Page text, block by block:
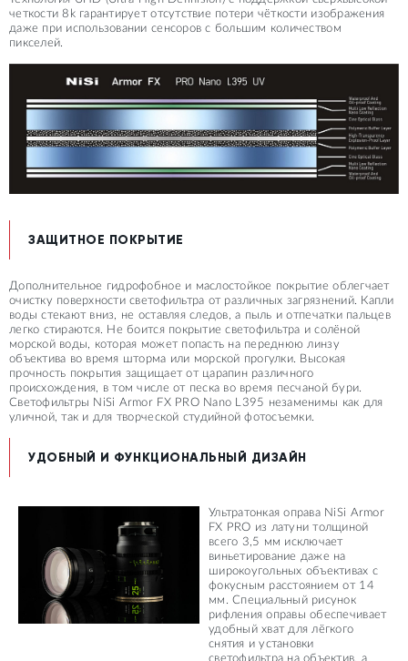
четкости 8k гарантирует отсутствие потери чёткости изображения
даже при использовании сенсоров с большим количеством
пикселей.
ЗАЩИТНОЕ ПОКРЫТИЕ
Дополнительное гидрофобное и маслостойкое покрытие облегчает
очистку поверхности светофильтра от различных загрязнений. Капли
воды стекают вниз, не оставляя следов, а пыль и отпечатки пальцев
легко стираются. Не боится покрытие светофильтра и солёной
морской воды, которая может попасть на переднюю линзу
объектива во время шторма или морской прогулки. Высокая
прочность покрытия защищает от царапин различного
происхождения, в том числе от песка во время песчаной бури.
Светофильтры NiSi Armor FX PRO Nano L395 незаменимы как для
уличной, так и для творческой студийной фотосъемки.
УДОБНЫЙ И ФУНКЦИОНАЛЬНЫЙ ДИЗАЙН
Ультратонкая оправа NiSi Armor
FX PRO из латуни толщиной
всего 3,5 мм исключает
виньетирование даже на
широкоугольных объективах с
фокусным расстоянием от 14
мм. Специальный рисунок
рифления оправы обеспечивает
удобный хват для лёгкого
снятия и установки